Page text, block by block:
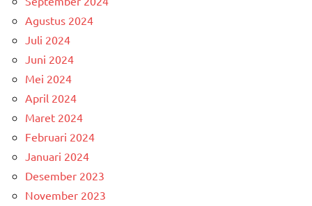
Agustus 2024
Juli 2024
Juni 2024
Mei 2024
April 2024
Maret 2024
Februari 2024
Januari 2024
Desember 2023
November 2023